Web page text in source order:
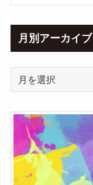
月別アーカイブ
ー
ブ